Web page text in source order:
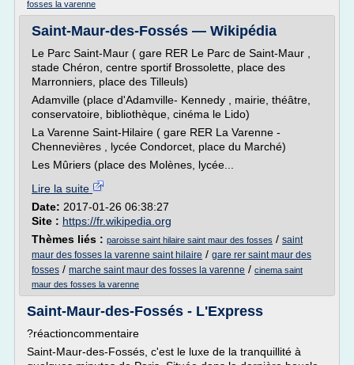
fosses la varenne
Saint-Maur-des-Fossés — Wikipédia
Le Parc Saint-Maur ( gare RER Le Parc de Saint-Maur ,
stade Chéron, centre sportif Brossolette, place des
Marronniers, place des Tilleuls)
Adamville (place d'Adamville- Kennedy , mairie, théâtre,
conservatoire, bibliothèque, cinéma le Lido)
La Varenne Saint-Hilaire ( gare RER La Varenne -
Chennevières , lycée Condorcet, place du Marché)
Les Mûriers (place des Molènes, lycée...
Lire la suite
Date: 2017-01-26 06:38:27
Site : https://fr.wikipedia.org
Thèmes liés : paroisse saint hilaire saint maur des fosses / saint
maur des fosses la varenne saint hilaire / gare rer saint maur des
fosses / marche saint maur des fosses la varenne / cinema saint
maur des fosses la varenne
Saint-Maur-des-Fossés - L'Express
?réactioncommentaire
Saint-Maur-des-Fossés, c'est le luxe de la tranquillité à